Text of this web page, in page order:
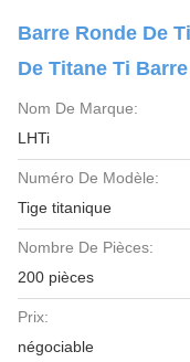
Barre Ronde De
De Titane Ti
Nom De Marque:
LHTi
Numéro De Modèle:
Tige titanique
Nombre De Pièces:
200 pièces
Prix:
négociable